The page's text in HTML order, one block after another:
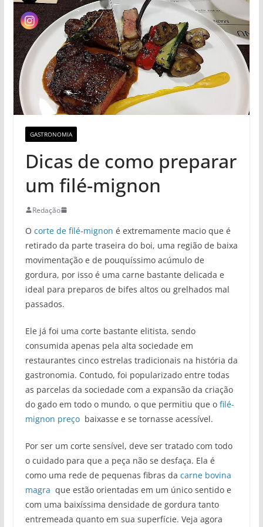
GASTRONOMIA
Dicas de como preparar
um filé-mignon
Redação
O corte de filé-mignon é extremamente macio que é
retirado da parte traseira do boi, uma região de baixa
movimentação e de pouquíssimo acúmulo de
gordura, por isso é uma carne bastante delicada e
ideal para preparos de bifes altos ou grelhados mal
passados.
Ele já foi uma corte bastante elitista, sendo
consumida apenas pela alta sociedade em
restaurantes cinco estrelas tradicionais na história da
gastronomia. Contudo, foi popularizado entre todas
as parcelas da sociedade com a expansão da criação
do gado em todo o mundo, o que permitiu que o filé-
mignon preçobaixasse e se tornasse acessível.
Por ser um corte sensível, deve ser tratado com todo
o cuidado para que a peça não se desfaça. Ela é
como uma rede de pequenas fibras da carne bovina
magra que estão orientadas em um único sentido e
com uma baixíssima densidade de gordura tanto
entremeada quanto em sua superfície. Veja agora